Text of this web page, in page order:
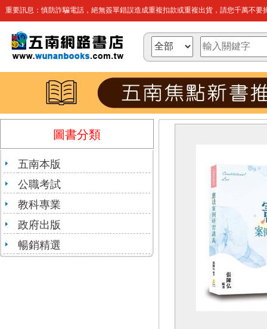
重要訊息：慎防詐騙電話，絕無簽單錯誤造成重複扣款或重複出貨，請您千萬不要
圖書分類
五南本版
公職考試
教科專業
政府出版
暢銷精選